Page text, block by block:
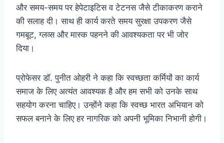
और समय-समय पर हेपेटाइटिस व टेटनस जैसे टीकाकरण कराने
की सलाह दी। साथ ही कार्य करते समय सुरक्षा उपकरण जैसे
गमबूट, ग्लव्स और मास्क पहनने की आवश्यकता पर भी जोर
दिया।
प्रोफेसर डॉ. पुनीत ओहरी ने कहा कि स्वच्छता कर्मियों का कार्य
समाज के लिए अत्यंत आवश्यक है और हम सभी को उनके साथ
सहयोग करना चाहिए। उन्होंने कहा कि स्वच्छ भारत अभियान को
सफल बनाने के लिए हर नागरिक को अपनी भूमिका निभानी होगी।